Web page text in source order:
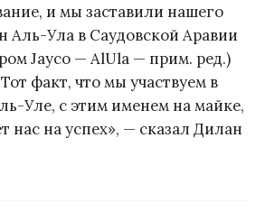
и мы заставили нашего
Аль-Ула в Саудовской Аравии
Jayco — AlUla — прим. ред.)
факт, что мы участвуем в
Уле, с этим именем на майке,
нас на успех», — сказал Дилан